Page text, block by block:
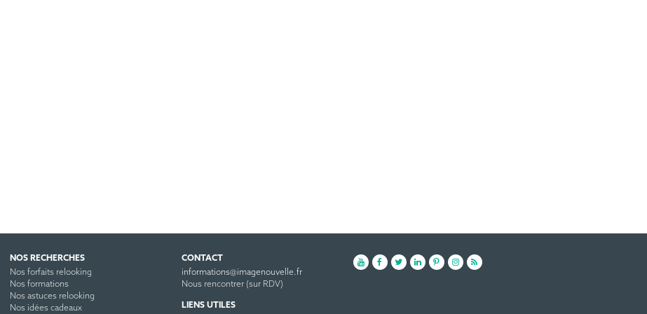
NOS RECHERCHES
Nos forfaits relooking
Nos formations
Nos astuces relooking
Nos idées cadeaux
CONTACT
informations@imagenouvelle.fr
Nous rencontrer (sur RDV)
LIENS UTILES